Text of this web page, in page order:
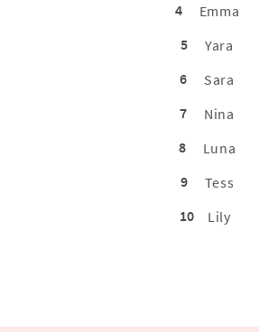
4
Emma
5
Yara
6
Sara
7
Nina
8
Luna
9
Tess
10
Lily